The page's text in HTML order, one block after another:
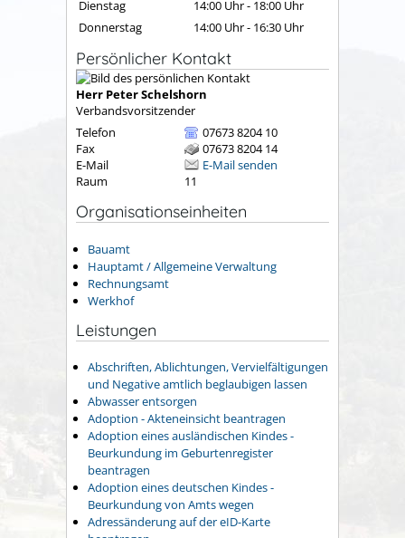
Dienstag 14:00 Uhr- 18:00 Uhr
Donnerstag
14:00 Uhr- 16:30 Uhr
Persönlicher Kontakt
Herr PeterSchelshorn
Verbandsvorsitzender
Telefon
07673 8204 10
Fax
07673 8204 14
E-Mail
E-Mail senden
Raum
11
Organisationseinheiten
Bauamt
Hauptamt / Allgemeine Verwaltung
Rechnungsamt
Werkhof
Leistungen
Abschriften, Ablichtungen, Vervielfältigungen
und Negative amtlich beglaubigen lassen
Abwasser entsorgen
Adoption - Akteneinsicht beantragen
Adoption eines ausländischen Kindes -
Beurkundung im Geburtenregister
beantragen
Adoption eines deutschen Kindes -
Beurkundung von Amts wegen
Adressänderung auf der eID-Karte